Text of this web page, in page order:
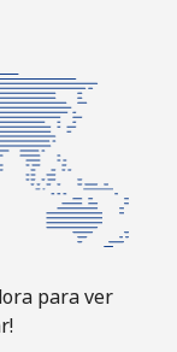
para ver